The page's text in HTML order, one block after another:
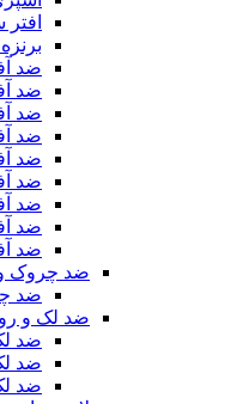
ضد
ضد
ضد
ضد
ضد
ضد
ضد
ضد
ضد
ضد چروک و
ضد
ضد لک و
ضد
ضد
ضد